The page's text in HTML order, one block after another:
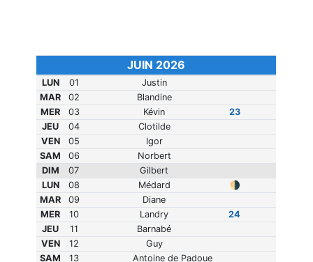
JUIN 2026
LUN 01
Justin
MAR
02
Blandine
MER
03 Kévin
23
JEU
04
Clotilde
VEN
05
Igor
SAM
06
Norbert
DIM
07
Gilbert
LUN
08 Médard
🌗
MAR
09
Diane
MER
10 Landry
24
JEU
11
Barnabé
VEN
12
Guy
SAM
13
Antoine de Padoue